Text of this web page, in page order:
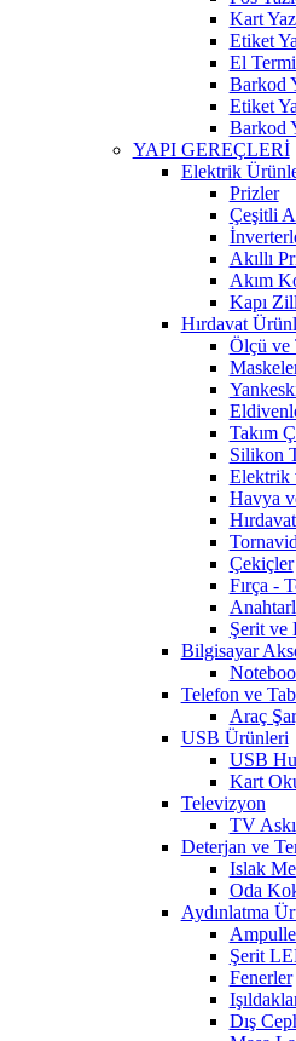
Kart
Etiket
El
Barkod
Etiket
Barkod
YAPI GEREÇLERİ
Elektrik
Prizler
Çeşitli
Akıllı
Akım
Kapı
Hırdavat
Ölçü ve
Takım
Silikon
Elektrik
Havya
Çekiçler
Fırça -
Şerit ve
Bilgisayar
Telefon ve
Araç
USB Ürünleri
USB
Kart
Televizyon
TV
Deterjan ve
Islak
Oda
Aydınlatma
Şerit
Fenerler
Dış